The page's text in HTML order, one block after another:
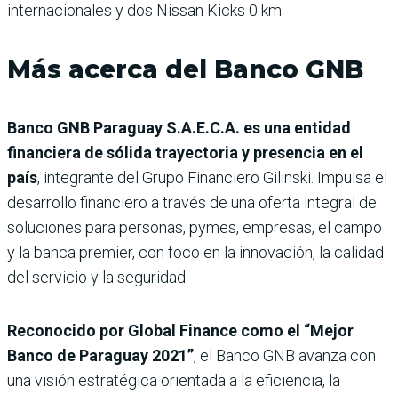
internacionales y dos Nissan Kicks 0 km.
Más acerca del Banco GNB
Banco GNB Paraguay S.A.E.C.A. es una entidad
financiera de sólida trayectoria y presencia en el
país, integrante del Grupo Financiero Gilinski. Impulsa el
desarrollo financiero a través de una oferta integral de
soluciones para personas, pymes, empresas, el campo
y la banca premier, con foco en la innovación, la calidad
del servicio y la seguridad.
Reconocido por Global Finance como el “Mejor
Banco de Paraguay 2021”, el Banco GNB avanza con
una visión estratégica orientada a la eficiencia, la